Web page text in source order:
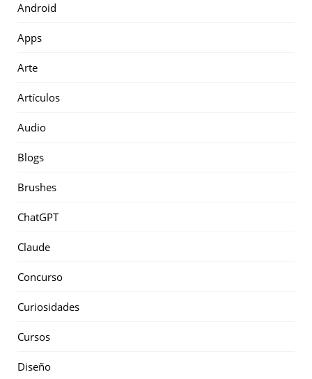
Android
Apps
Arte
Artículos
Audio
Blogs
Brushes
ChatGPT
Claude
Concurso
Curiosidades
Cursos
Diseño